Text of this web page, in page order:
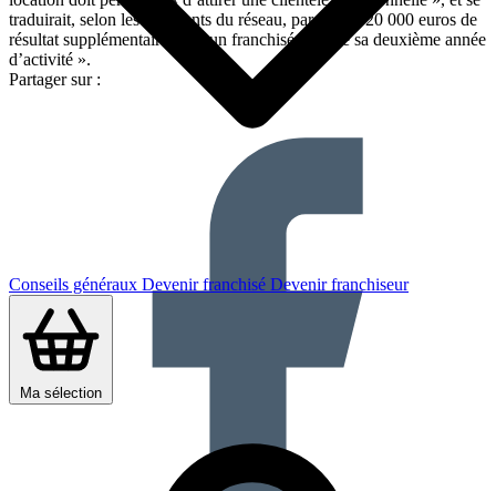
Conseils généraux Devenir franchisé Devenir franchiseur
Ma sélection
traduirait, selon les dirigeants du réseau, par « 15 à 20 000 euros de
résultat supplémentaire pour un franchisé, lors de sa deuxième année
d’activité ».
Partager sur :